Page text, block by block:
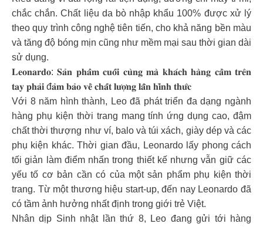
chắc chắn. Chất liệu da bò nhập khẩu 100% được xử lý
theo quy trình công nghệ tiên tiến, cho khả năng bền màu
và tăng độ bóng mịn cũng như mềm mại sau thời gian dài
sử dụng.
𝐋𝐞𝐨𝐧𝐚𝐫𝐝𝐨: 𝐒𝐚̉𝐧 𝐩𝐡𝐚̂̉𝐦 𝐜𝐮𝐨̂́𝐢 𝐜𝐮̀𝐧𝐠 𝐦𝐚̀ 𝐤𝐡𝐚́𝐜𝐡 𝐡𝐚̀𝐧𝐠 𝐜𝐚̂̀𝐦 𝐭𝐫𝐞̂𝐧
𝐭𝐚𝐲 𝐩𝐡𝐚̉𝐢 đ𝐚̉𝐦 𝐛𝐚̉𝐨 𝐯𝐞̂̀ 𝐜𝐡𝐚̂́𝐭 𝐥𝐮̛𝐨̛̣𝐧𝐠 𝐥𝐚̂̃𝐧 𝐡𝐢̀𝐧𝐡 𝐭𝐡𝐮̛́𝐜
Với 8 năm hình thành, Leo đã phát triển đa dạng ngành
hàng phụ kiện thời trang mang tính ứng dụng cao, đậm
chất thời thượng như ví, balo và túi xách, giày dép và các
phụ kiện khác. Thời gian đầu, Leonardo lấy phong cách
tối giản làm điểm nhấn trong thiết kế nhưng vẫn giữ các
yếu tố cơ bản cần có của một sản phẩm phụ kiện thời
trang. Từ một thương hiệu start-up, đến nay Leonardo đã
có tầm ảnh hưởng nhất định trong giới trẻ Việt.
Nhân dịp Sinh nhật lần thứ 8, Leo đang gửi tới hàng